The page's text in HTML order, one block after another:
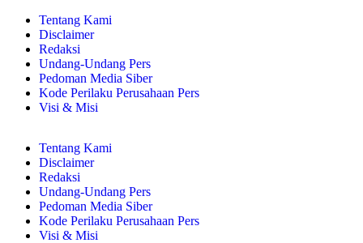
Tentang Kami
Disclaimer
Redaksi
Undang-Undang Pers
Pedoman Media Siber
Kode Perilaku Perusahaan Pers
Visi & Misi
Tentang Kami
Disclaimer
Redaksi
Undang-Undang Pers
Pedoman Media Siber
Kode Perilaku Perusahaan Pers
Visi & Misi